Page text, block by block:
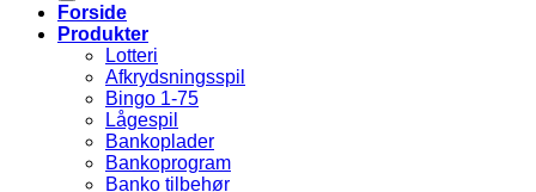
Forside
Produkter
Lotteri
Afkrydsningsspil
Bingo 1-75
Lågespil
Bankoplader
Bankoprogram
Banko tilbehør